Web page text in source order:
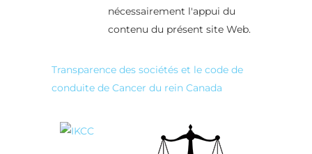
nécessairement l'appui du
contenu du présent site Web.
Transparence des sociétés et le code de
conduite de Cancer du rein Canada